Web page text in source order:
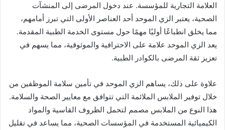
العلامة التجارية للمؤسسة. عند دخول المرضى إلى المنشآت
الصحية، يعتبر الزي الموحد أحد العناصر الأولى التي تبرز أمامهم،
مما يخلق انطباعًا أوليًا مهمًا حول مستوى الخدمة الطبية المقدمة.
يعد الزي الموحد علامة على الاحترافية والموثوقية، مما يسهم في
تعزيز ثقة المرضى بالكوادر الطبية.
علاوة على ذلك، يساهم الزي الموحد في تأمين سلامة الموظفين من
خلال توفير الملابس الملائمة التي تتوافق مع معايير الصحة والسلامة.
هذا النوع من الملابس مصمم لتحمل الظروف القاسية والمواد
الكيميائية المستخدمة في المؤسسات الصحية، مما يساعد في تقليل